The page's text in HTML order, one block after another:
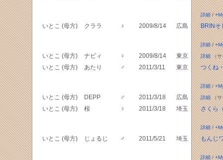
詳細/
いとこ (母方) クララ ♀ 2009/8/14 広島 BRIN
詳細/
いとこ (母方) ナビィ ♀ 2009/8/14 東京 詳細（サ
いとこ (母方) あたり ♂ 2011/3/11 東京 つくね
詳細/
いとこ (母方) DEPP ♂ 2011/3/18 広島 詳細（サ
いとこ (母方) 桜 ♀ 2011/3/18 埼玉 さくら
詳細/
いとこ (母方) じょるじ ♂ 2011/5/21 埼玉 もんじ
詳細/